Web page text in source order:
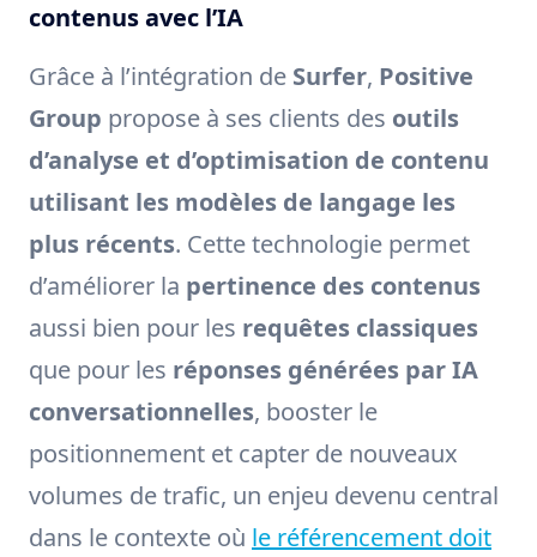
contenus avec l’IA
Grâce à l’intégration de Surfer, Positive
Group propose à ses clients des outils
d’analyse et d’optimisation de contenu
utilisant les modèles de langage les
plus récents. Cette technologie permet
d’améliorer la pertinence des contenus
aussi bien pour les requêtes classiques
que pour les réponses générées par IA
conversationnelles, booster le
positionnement et capter de nouveaux
volumes de trafic, un enjeu devenu central
dans le contexte où le référencement doit